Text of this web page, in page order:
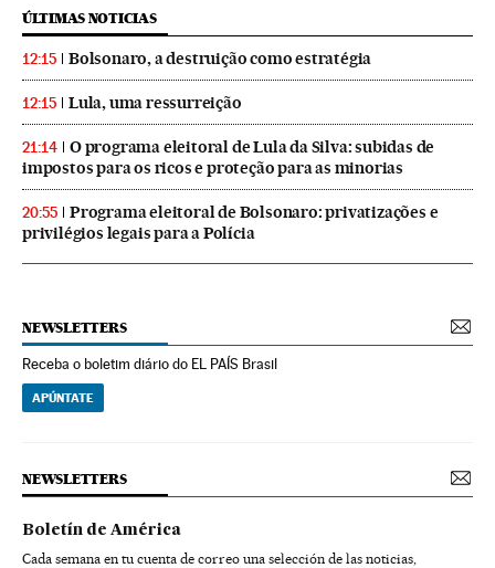
ÚLTIMAS NOTICIAS
12:15 Bolsonaro, a destruição como estratégia
12:15 Lula, uma ressurreição
21:14
O programa eleitoral de Lula da Silva: subidas de
impostos para os ricos e proteção para as minorias
20:55
Programa eleitoral de Bolsonaro: privatizações e
privilégios legais para a Polícia
NEWSLETTERS
Receba o boletim diário do EL PAÍS Brasil
APÚNTATE
NEWSLETTERS
Boletín de América
Cada semana en tu cuenta de correo una selección de las noticias,